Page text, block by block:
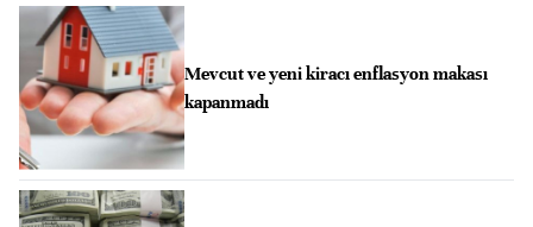
Mevcut ve yeni kiracı enflasyon makası
kapanmadı